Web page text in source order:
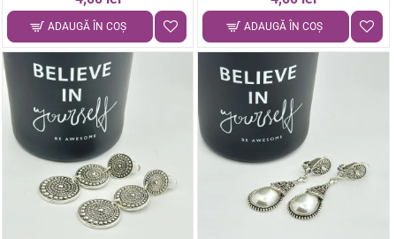
ADAUGĂ ÎN COŞ ADAUGĂ ÎN COŞ